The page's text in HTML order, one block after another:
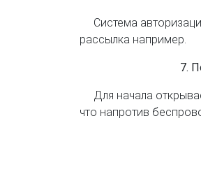
Система
рассылка например.
7.
Для начала
что напротив